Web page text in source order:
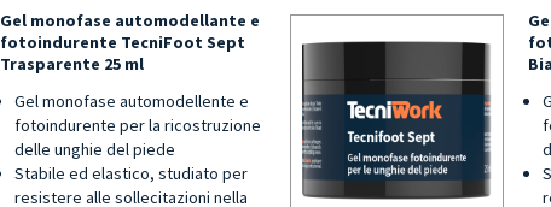
Gel monofase automodellante e
fotoindurente TecniFoot Sept
Trasparente 25 ml
Gel monofase automodellente e
fotoindurente per la ricostruzione
delle unghie del piede
Stabile ed elastico, studiato per
resistere alle sollecitazioni nella